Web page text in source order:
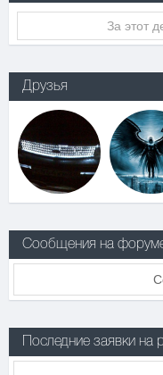
За этот
Друзья
Сообщения на
Последние заявки на